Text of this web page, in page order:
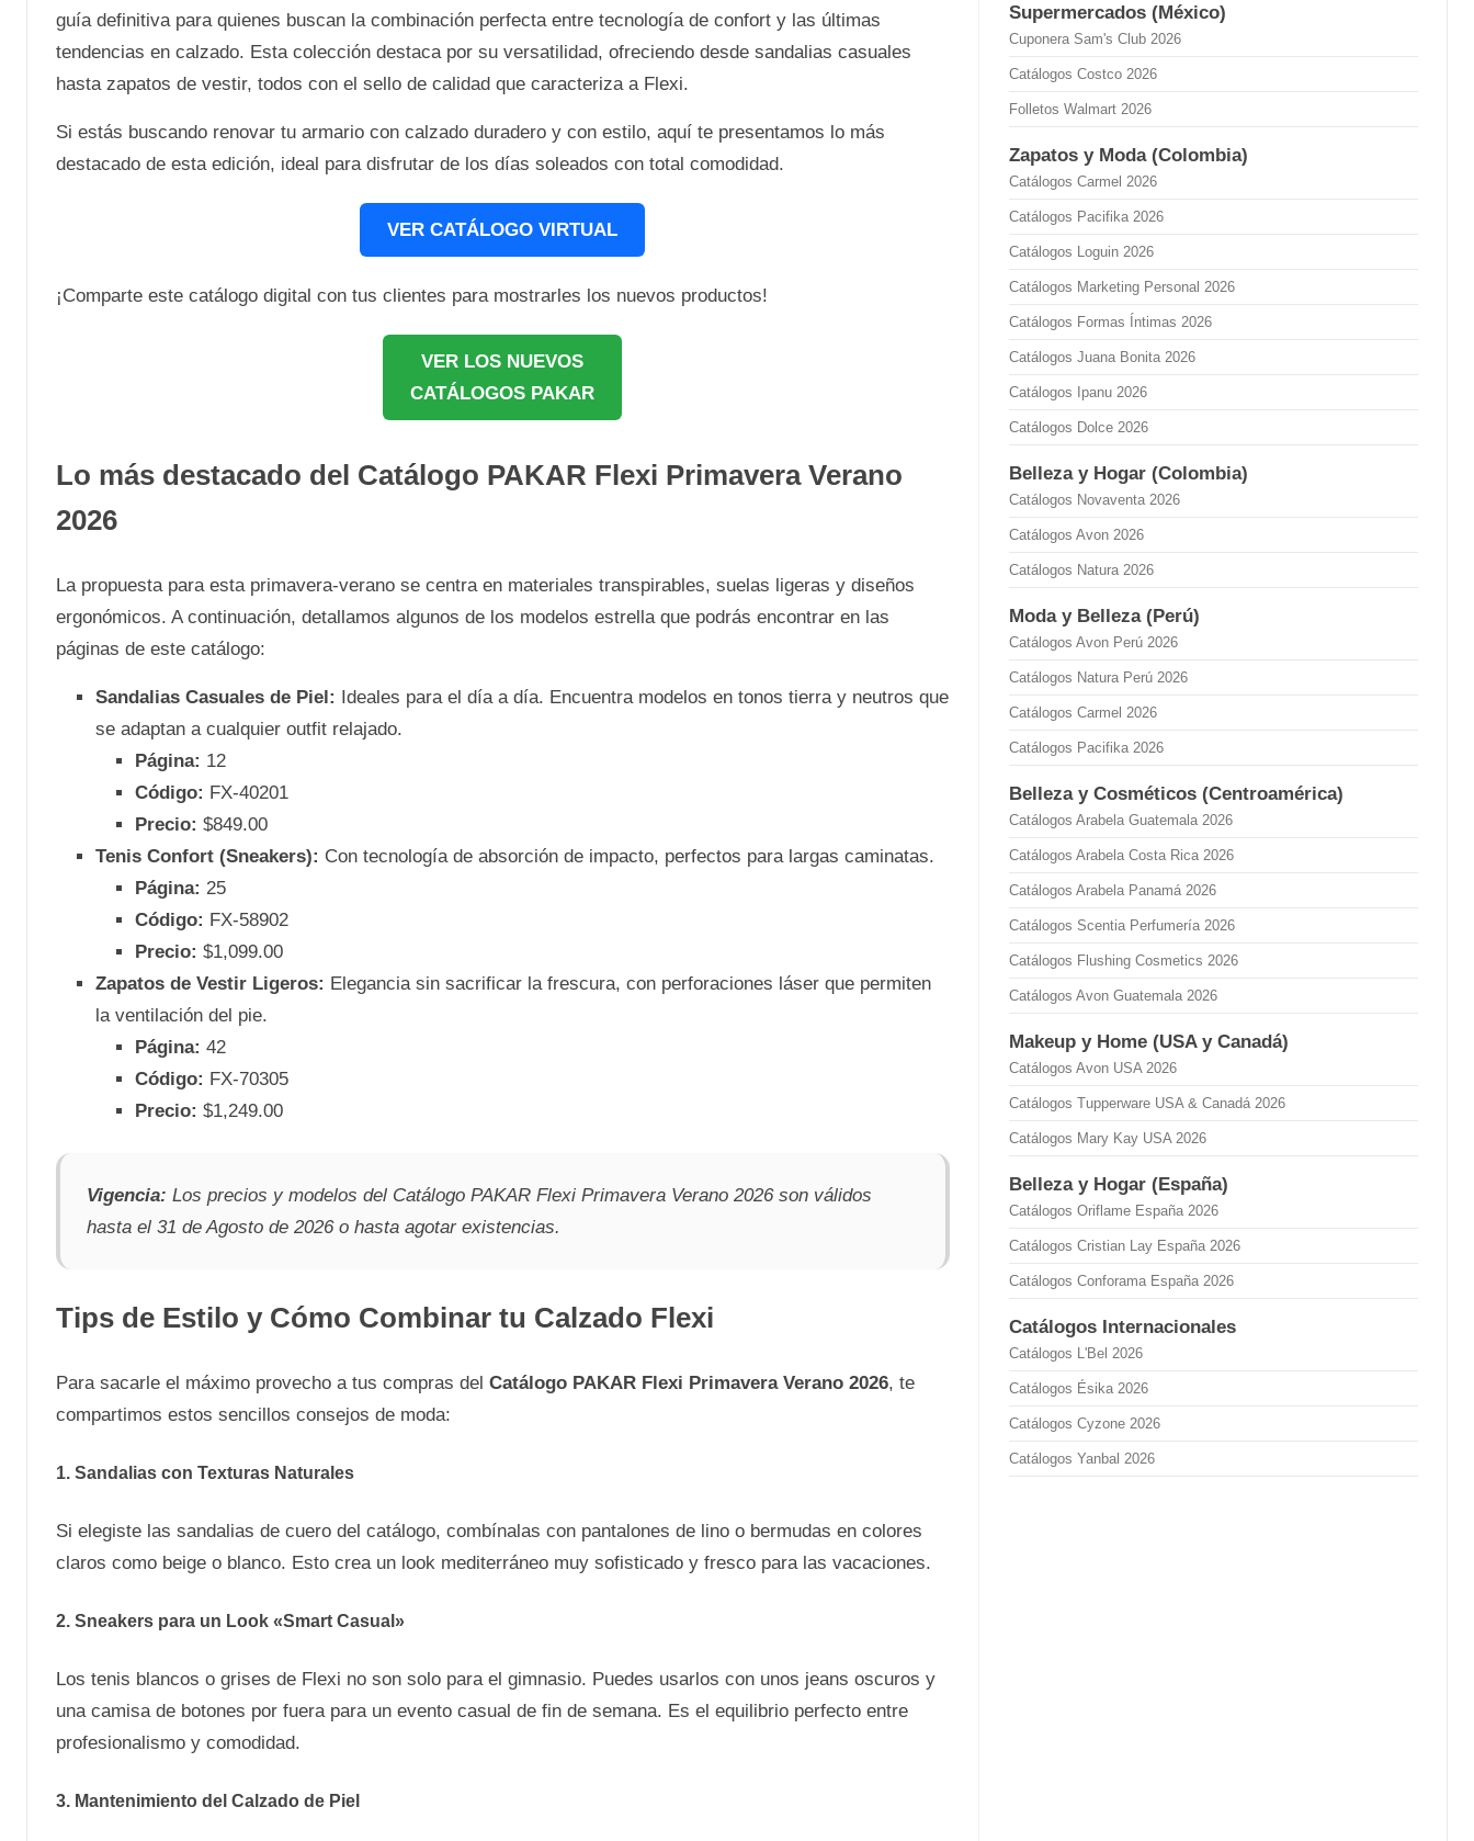
guía definitiva para quienes buscan la combinación perfecta entre tecnología de confort y las últimas
tendencias en calzado. Esta colección destaca por su versatilidad, ofreciendo desde sandalias casuales
hasta zapatos de vestir, todos con el sello de calidad que caracteriza a Flexi.
Si estás buscando renovar tu armario con calzado duradero y con estilo, aquí te presentamos lo más
destacado de esta edición, ideal para disfrutar de los días soleados con total comodidad.
VER CATÁLOGO VIRTUAL
¡Comparte este catálogo digital con tus clientes para mostrarles los nuevos productos!
VER LOS NUEVOS
CATÁLOGOS PAKAR
Lo más destacado del Catálogo PAKAR Flexi Primavera Verano
2026
La propuesta para esta primavera-verano se centra en materiales transpirables, suelas ligeras y diseños
ergonómicos. A continuación, detallamos algunos de los modelos estrella que podrás encontrar en las
páginas de este catálogo:
Sandalias Casuales de Piel: Ideales para el día a día. Encuentra modelos en tonos tierra y neutros que
se adaptan a cualquier outfit relajado.
Página: 12
Código: FX-40201
Precio: $849.00
Tenis Confort (Sneakers): Con tecnología de absorción de impacto, perfectos para largas caminatas.
Página: 25
Código: FX-58902
Precio: $1,099.00
Zapatos de Vestir Ligeros: Elegancia sin sacrificar la frescura, con perforaciones láser que permiten
la ventilación del pie.
Página: 42
Código: FX-70305
Precio: $1,249.00
Vigencia: Los precios y modelos del Catálogo PAKAR Flexi Primavera Verano 2026 son válidos
hasta el 31 de Agosto de 2026 o hasta agotar existencias.
Tips de Estilo y Cómo Combinar tu Calzado Flexi
Para sacarle el máximo provecho a tus compras del Catálogo PAKAR Flexi Primavera Verano 2026, te
compartimos estos sencillos consejos de moda:
1. Sandalias con Texturas Naturales
Si elegiste las sandalias de cuero del catálogo, combínalas con pantalones de lino o bermudas en colores
claros como beige o blanco. Esto crea un look mediterráneo muy sofisticado y fresco para las vacaciones.
2. Sneakers para un Look «Smart Casual»
Los tenis blancos o grises de Flexi no son solo para el gimnasio. Puedes usarlos con unos jeans oscuros y
una camisa de botones por fuera para un evento casual de fin de semana. Es el equilibrio perfecto entre
profesionalismo y comodidad.
3. Mantenimiento del Calzado de Piel
Supermercados (México)
Cuponera Sam's Club 2026
Catálogos Costco 2026
Folletos Walmart 2026
Zapatos y Moda (Colombia)
Catálogos Carmel 2026
Catálogos Pacifika 2026
Catálogos Loguin 2026
Catálogos Marketing Personal 2026
Catálogos Formas Íntimas 2026
Catálogos Juana Bonita 2026
Catálogos Ipanu 2026
Catálogos Dolce 2026
Belleza y Hogar (Colombia)
Catálogos Novaventa 2026
Catálogos Avon 2026
Catálogos Natura 2026
Moda y Belleza (Perú)
Catálogos Avon Perú 2026
Catálogos Natura Perú 2026
Catálogos Carmel 2026
Catálogos Pacifika 2026
Belleza y Cosméticos (Centroamérica)
Catálogos Arabela Guatemala 2026
Catálogos Arabela Costa Rica 2026
Catálogos Arabela Panamá 2026
Catálogos Scentia Perfumería 2026
Catálogos Flushing Cosmetics 2026
Catálogos Avon Guatemala 2026
Makeup y Home (USA y Canadá)
Catálogos Avon USA 2026
Catálogos Tupperware USA & Canadá 2026
Catálogos Mary Kay USA 2026
Belleza y Hogar (España)
Catálogos Oriflame España 2026
Catálogos Cristian Lay España 2026
Catálogos Conforama España 2026
Catálogos Internacionales
Catálogos L'Bel 2026
Catálogos Ésika 2026
Catálogos Cyzone 2026
Catálogos Yanbal 2026